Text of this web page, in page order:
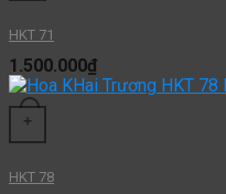
HKT 71
1.500.000₫
+
HKT 78